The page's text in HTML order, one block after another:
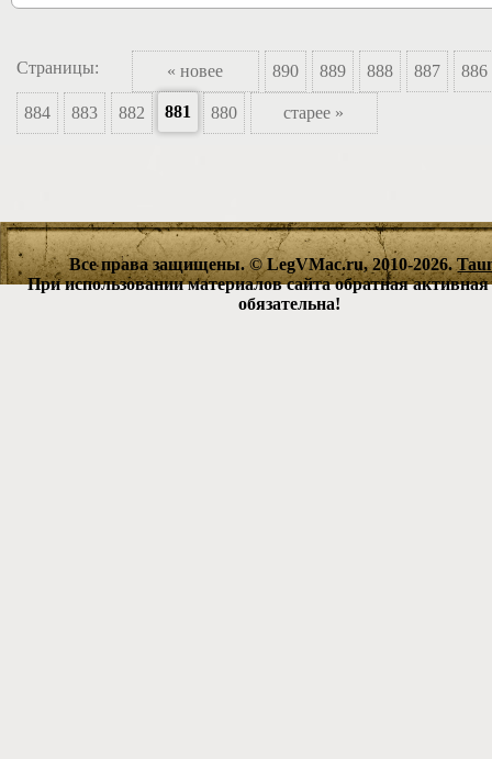
Страницы: « новее 890 889 888 887 886
884 883 882 881 880 старее »
Все права защищены. © LegVMac.ru, 2010-2026.
При использовании материалов сайта обратная
обязательна!